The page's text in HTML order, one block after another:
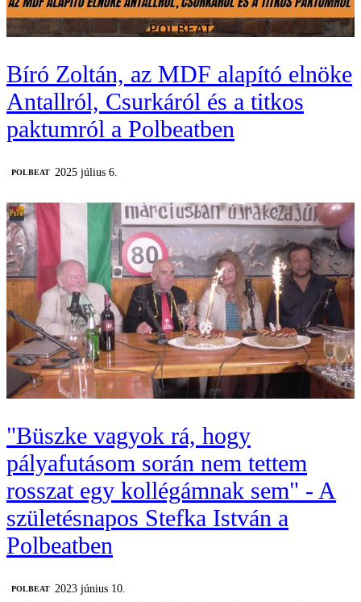
Bíró Zoltán, az MDF alapító elnöke
Antallról, Csurkáról és a titkos
paktumról a Polbeatben
‎POLBEAT 2025 július 6.
"Büszke vagyok rá, hogy
pályafutásom során nem tettem
rosszat egy kollégámnak sem" - A
születésnapos Stefka István a
Polbeatben
‎POLBEAT 2023 június 10.